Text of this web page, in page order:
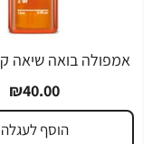
₪40.00
הוסף לעגלה